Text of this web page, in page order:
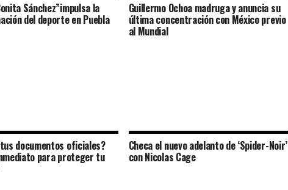
Sánchez”impulsa la
del deporte en Puebla
Guillermo Ochoa madruga y anuncia su
última concentración con México previo
al Mundial
documentos oficiales?
para proteger tu
Checa el nuevo adelanto de ‘Spider-Noir’
con Nicolas Cage